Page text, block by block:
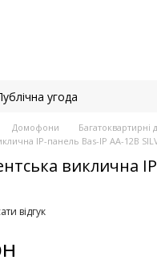
угода
Домофони
IP-панель Bas-IP AA-12B
виклична
відгук